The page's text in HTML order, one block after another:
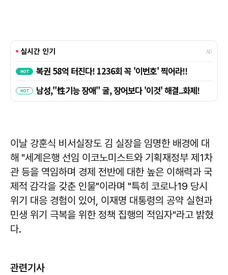
이날 강훈식 비서실장도 김 실장을 임명한 배경에 대
해 "세계은행 선임 이코노미스트와 기획재정부 제1차
관 등을 역임하며 경제 전반에 대한 높은 이해력과 국
제적 감각을 갖춘 인물"이라며 "특히 코로나19 당시
위기 대응 경험이 있어, 이재명 대통령의 공약 실현과
민생 위기 극복을 위한 정책 집행의 적임자"라고 밝혔
다.
관련기사